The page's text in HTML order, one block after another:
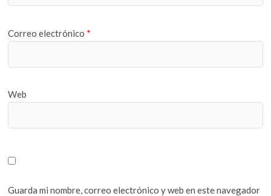
Correo electrónico *
Web
Guarda mi nombre, correo electrónico y web en este navegador